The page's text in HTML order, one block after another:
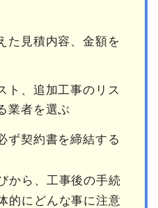
た見積内容、金額を
ト、追加工事のリス
業者を選ぶ
ず契約書を締結する
から、工事後の手続
的にどんな事に注意